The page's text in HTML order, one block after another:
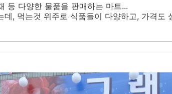
등 다양한 물품을 판매하는 마트...
데, 먹는것 위주로 식품들이 다양하고, 가격도